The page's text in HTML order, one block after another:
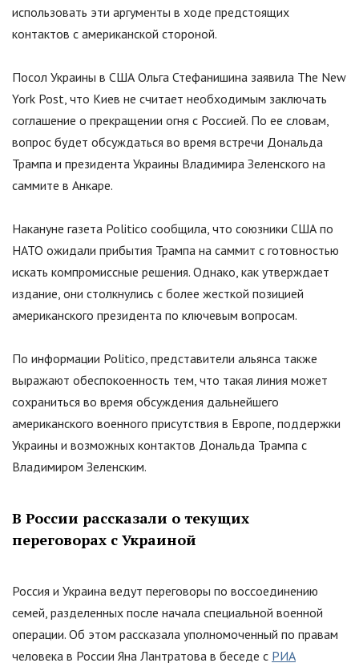
использовать эти аргументы в ходе предстоящих
контактов с американской стороной.
Посол Украины в США Ольга Стефанишина заявила The New
York Post, что Киев не считает необходимым заключать
соглашение о прекращении огня с Россией. По ее словам,
вопрос будет обсуждаться во время встречи Дональда
Трампа и президента Украины Владимира Зеленского на
саммите в Анкаре.
Накануне газета Politico сообщила, что союзники США по
НАТО ожидали прибытия Трампа на саммит с готовностью
искать компромиссные решения. Однако, как утверждает
издание, они столкнулись с более жесткой позицией
американского президента по ключевым вопросам.
По информации Politico, представители альянса также
выражают обеспокоенность тем, что такая линия может
сохраниться во время обсуждения дальнейшего
американского военного присутствия в Европе, поддержки
Украины и возможных контактов Дональда Трампа с
Владимиром Зеленским.
В России рассказали о текущих
переговорах с Украиной
Россия и Украина ведут переговоры по воссоединению
семей, разделенных после начала специальной военной
операции. Об этом рассказала уполномоченный по правам
человека в России Яна Лантратова в беседе с РИА